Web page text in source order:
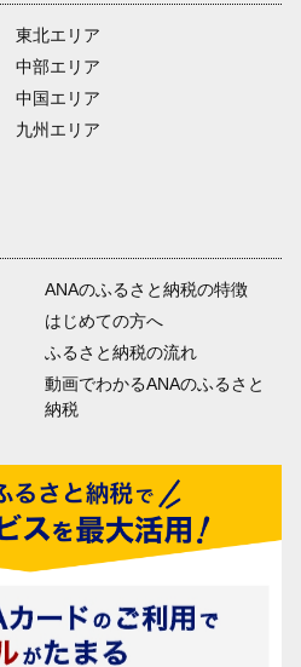
東北エリア
中部エリア
中国エリア
九州エリア
ANAのふるさと納税の特徴
はじめての方へ
ふるさと納税の流れ
動画でわかるANAのふるさと
納税